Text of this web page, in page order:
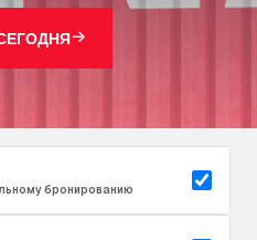
бронированию